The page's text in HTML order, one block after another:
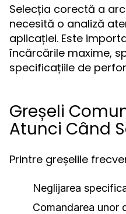
Selecția corectă a
necesită o analiză
aplicației. Este
încărcările maxime,
specificațiile de
Greșeli
Atunci Când
Printre greșelile
Neglijarea
Comandarea unor